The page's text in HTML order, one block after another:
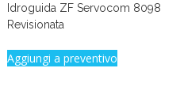
Idroguida ZF Servocom 8098
Revisionata
Aggiungi a preventivo